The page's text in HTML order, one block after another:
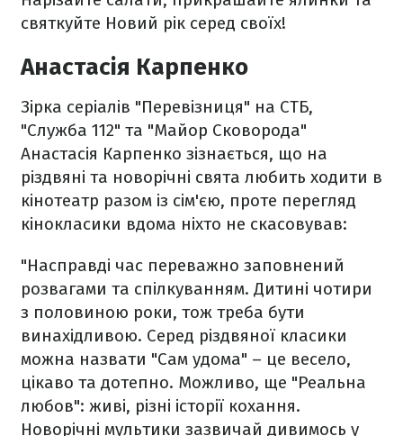
святкуйте Новий рік серед своїх!
Анастасія Карпенко
Зірка серіалів "Перевізниця" на СТБ,
"Служба 112" та "Майор Сковорода"
Анастасія Карпенко зізнається, що на
різдвяні та новорічні свята любить ходити в
кінотеатр разом із сім'єю, проте перегляд
кінокласики вдома ніхто не скасовував:
"Насправді час переважно заповнений
розвагами та спілкуванням. Дитині чотири
з половиною роки, тож треба бути
винахідливою. Серед різдвяної класики
можна назвати "Сам удома" – це весело,
цікаво та дотепно. Можливо, ще "Реальна
любов": живі, різні історії кохання.
Новорічні мультики зазвичай дивимось у